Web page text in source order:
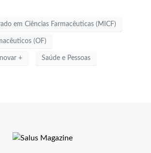
em Ciências Farmacêuticas (MICF)
(OF)
+ Saúde e Pessoas